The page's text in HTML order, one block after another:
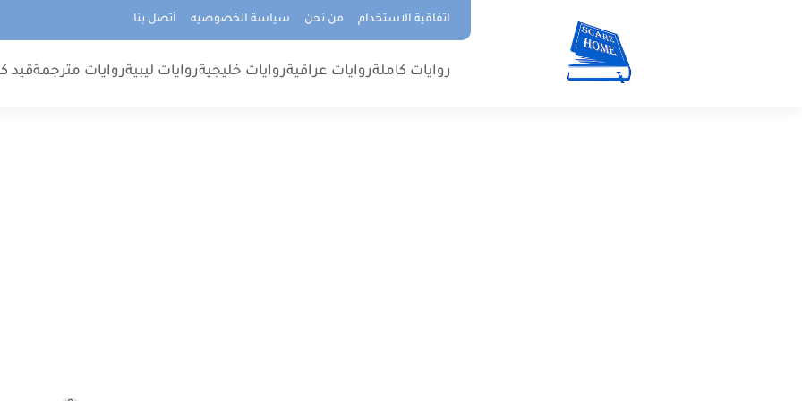
اتفاقية الاستخدام من نحن سياسة الخصوصيه أتصل بنا
روايات كاملةروايات عراقيةروايات خليجيةروايات ليبيةروايات مترجمةقيد